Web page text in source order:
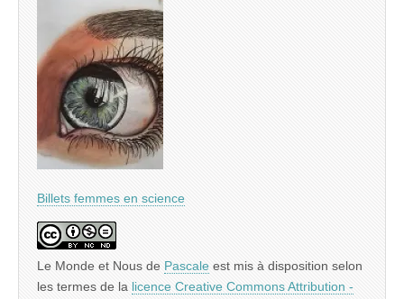
Billets femmes en science
Le Monde et Nous de Pascale est mis à disposition selon
les termes de la licence Creative Commons Attribution -